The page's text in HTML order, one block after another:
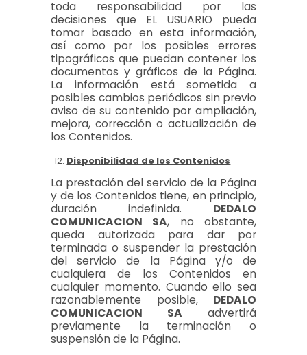
toda responsabilidad por las
decisiones que EL USUARIO pueda
tomar basado en esta información,
así como por los posibles errores
tipográficos que puedan contener los
documentos y gráficos de la Página.
La información está sometida a
posibles cambios periódicos sin previo
aviso de su contenido por ampliación,
mejora, corrección o actualización de
los Contenidos.
Disponibilidad de los Contenidos
La prestación del servicio de la Página
y de los Contenidos tiene, en principio,
duración indefinida. DEDALO
COMUNICACION SA, no obstante,
queda autorizada para dar por
terminada o suspender la prestación
del servicio de la Página y/o de
cualquiera de los Contenidos en
cualquier momento. Cuando ello sea
razonablemente posible, DEDALO
COMUNICACION SA advertirá
previamente la terminación o
suspensión de la Página.